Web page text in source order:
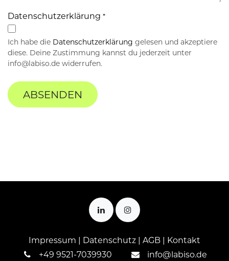
Datenschutzerklärung *
Ich habe die Datenschutzerklärung gelesen und akzeptiere
diese. Deine Zustimmung kannst du jederzeit unter
info@labiso.de widerrufen.
ABSENDEN
Impressum Datenschutz AGB
Kontakt
+49 9521-7039930 info@labiso.de